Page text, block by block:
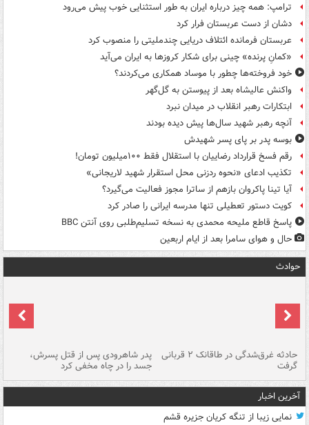
ترامپ: همه چیز درباره ایران به طور استثنایی خوب پیش می‌رود
دشان از دست عربستان فرار کرد
عربستان فرمانده ائتلاف دریایی چندملیتی را منصوب کرد
«کمانِ پرنده» چینی برای شکار کروزها به ایران می‌آید
خود فروخته‌ها چطور با موساد همکاری می‌کردند؟
واکنش عالیشاه بعد از پیوستن به گل‌گهر
ابتکارات رهبر انقلاب در میدان نبرد
آنچه رهبر شهید سال‌ها پیش دیده بودند
بوسه‌ پدر بر پای پسر شهیدش
رقم فسخ قرارداد رضاییان با استقلال فقط ۱۰۰میلیون تومان!
تکذیب ادعای «نحوه ردزنی محل استقرار شهید لاریجانی»
آیا تینا پاکروان بازهم از ساترا مجوز فعالیت می‌گیرد؟
کویت دستور تعطیلی تنها مدرسه ایرانی را صادر کرد
پاسخ قاطع ملیحه محمدی به نسخه تسلیم‌طلبی روی آنتن BBC
حال و هوای سامرا بعد از ایام اربعین
حوادث
حادثه غرق‌شدگی در طاقانک ۲ قربانی
گرفت
پدر شاهرودی پس از قتل پسرش،
جسد را در چاه مخفی کرد
آخرین اخبار
نمایی زیبا از تنگه کریان جزیره قشم